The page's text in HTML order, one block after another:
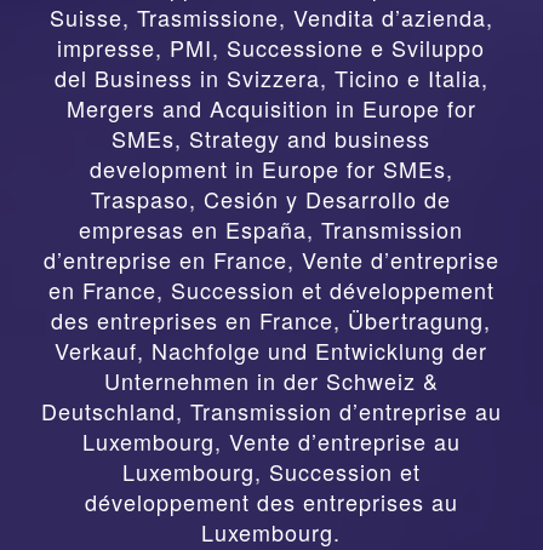
Suisse, Trasmissione, Vendita d’azienda,
impresse, PMI, Successione e Sviluppo
del Business in Svizzera, Ticino e Italia,
Mergers and Acquisition in Europe for
SMEs, Strategy and business
development in Europe for SMEs,
Traspaso, Cesión y Desarrollo de
empresas en España,Transmission
d’entreprise en France, Vente d’entreprise
en France, Succession et développement
des entreprises en France, Übertragung,
Verkauf, Nachfolge und Entwicklung der
Unternehmen in der Schweiz &
Deutschland, Transmission d’entreprise au
Luxembourg, Vente d’entreprise au
Luxembourg, Succession et
développement des entreprises au
Luxembourg.